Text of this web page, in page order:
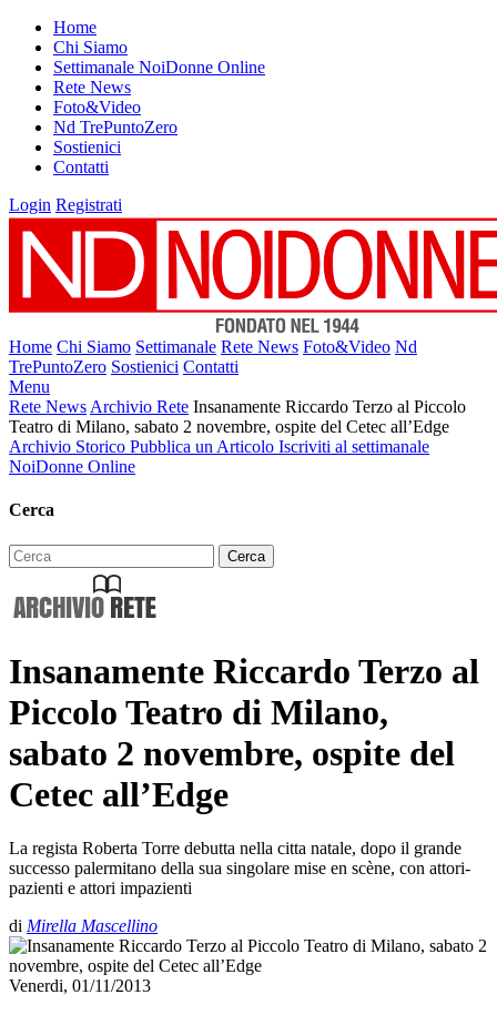
Home
Chi Siamo
Settimanale NoiDonne Online
Rete News
Foto&Video
Nd TrePuntoZero
Sostienici
Contatti
Login Registrati
Home Chi Siamo Settimanale Rete News Foto&Video Nd
TrePuntoZero Sostienici Contatti
Menu
Rete News Archivio Rete Insanamente Riccardo Terzo al Piccolo
Teatro di Milano, sabato 2 novembre, ospite del Cetec all’Edge
Archivio Storico Pubblica un Articolo Iscriviti al settimanale
NoiDonne Online
Cerca
Insanamente Riccardo Terzo al
Piccolo Teatro di Milano,
sabato 2 novembre, ospite del
Cetec all’Edge
La regista Roberta Torre debutta nella citta natale, dopo il grande
successo palermitano della sua singolare mise en scène, con attori-
pazienti e attori impazienti
di Mirella Mascellino
Venerdi, 01/11/2013